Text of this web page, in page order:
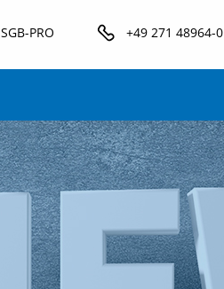
SGB-PRO +49 271 48964-0